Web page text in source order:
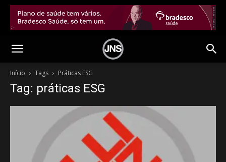
Início Tags Práticas ESG
Tag: práticas ESG